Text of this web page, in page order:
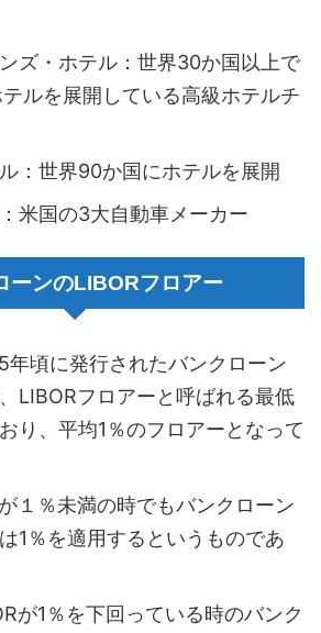
ズ・ホテル：世界30か国以上で
ルを展開している高級ホテルチ
：世界90か国にホテルを展開
米国の3大自動車メーカー
ーンのLIBORフロアー
年頃に発行されたバンクローン
LIBORフロアーと呼ばれる最低
り、平均1％のフロアーとなって
１％未満の時でもバンクローン
1％を適用するというものであ
が1％を下回っている時のバンク